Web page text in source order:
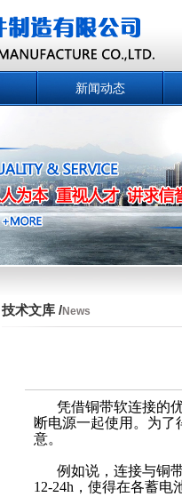
新闻动态
技术文库 /News
凭借铜带软连接的
断电源一起使用。为
意。
例如说，连接与铜
12-24h，使得在各蓄